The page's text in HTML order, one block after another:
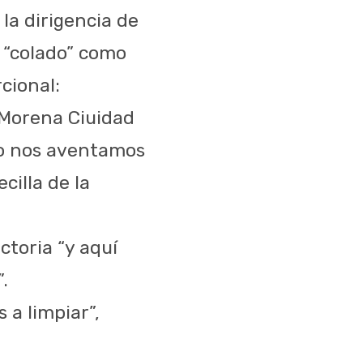
dirigencia de
como
Ciuidad
nos aventamos
de la
“y aquí
a limpiar”,